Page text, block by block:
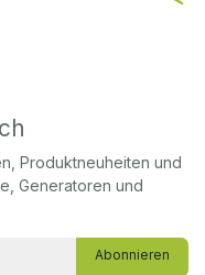
Produktneuheiten und
Generatoren und
Abonnieren